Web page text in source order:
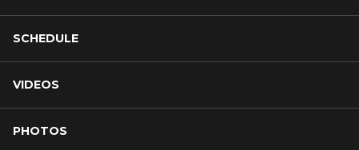
SCHEDULE
VIDEOS
PHOTOS